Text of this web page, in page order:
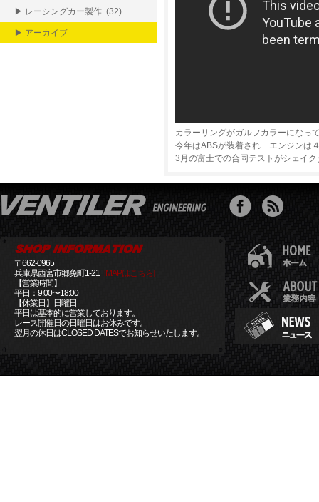
カラーリングがガルフカラーになっ
今年はABSが装着され エンジンは
3月の富士での合同テストがシェイ
▶ レーシングカー製作 (32)
▶ アーカイブ
〒662-0965
兵庫県西宮市郷免町1-21 [MAPはこちら]
【営業時間】
平日：9:00〜18:00
【休業日】日曜日
平日は基本的に営業しております。
レース開催日の日曜日はお休みです。
翌月の休日はCLOSED DATESでお知らせいたします。